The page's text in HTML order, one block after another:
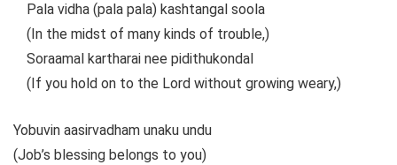
Pala vidha (pala pala) kashtangal soola
(In the midst of many kinds of trouble,)
Soraamal kartharai nee pidithukondal
(If you hold on to the Lord without growing weary,)
Yobuvin aasirvadham unaku undu
(Job’s blessing belongs to you)